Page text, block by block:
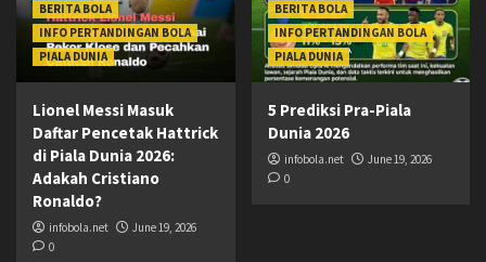
BERITA BOLA
INFO PERTANDINGAN BOLA
PIALA DUNIA
Lionel Messi Masuk
Daftar Pencetak Hattrick
di Piala Dunia 2026:
Adakah Cristiano
Ronaldo?
infobola.net
June 19, 2026
0
BERITA BOLA
INFO PERTANDINGAN BOLA
PIALA DUNIA
5 Prediksi Pra-Piala
Dunia 2026
infobola.net
June 19, 2026
0